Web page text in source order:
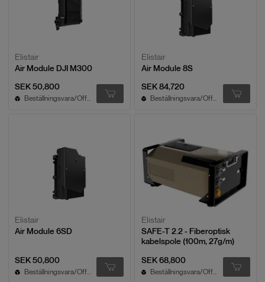
Elistair
Air Module DJI M300
SEK 50,800
Beställningsvara/Offert
Elistair
Air Module 8S
SEK 84,720
Beställningsvara/Offert
Elistair
Air Module 6SD
SEK 50,800
Beställningsvara/Offert
Elistair
SAFE-T 2.2 - Fiberoptisk
kabelspole (100m, 27g/m)
SEK 68,800
Beställningsvara/Offert